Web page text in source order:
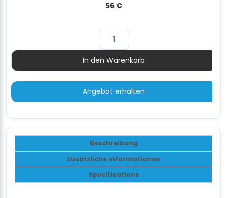
56 €
Menge
In den Warenkorb
Angebot erhalten
Beschreibung
Zusätzliche Informationen
Specifications